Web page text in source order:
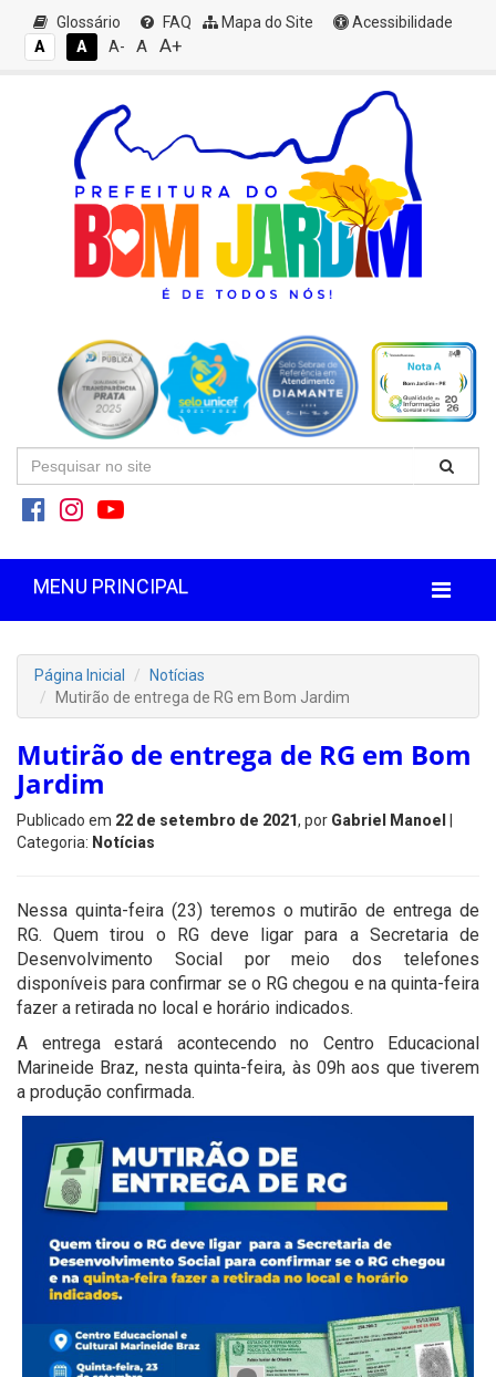
Glossário FAQ Mapa do Site
Acessibilidade
A
A A- A A+
MENU PRINCIPAL
Página Inicial
Notícias
Mutirão de entrega de RG em Bom Jardim
Mutirão de entrega de RG em Bom
Jardim
Publicado em 22 de setembro de 2021, por Gabriel Manoel
Categoria: Notícias
Nessa quinta-feira (23) teremos o mutirão de entrega de
RG. Quem tirou o RG deve ligar para a Secretaria de
Desenvolvimento Social por meio dos telefones
disponíveis para confirmar se o RG chegou e na quinta-feira
fazer a retirada no local e horário indicados.
A entrega estará acontecendo no Centro Educacional
Marineide Braz, nesta quinta-feira, às 09h aos que tiverem
a produção confirmada.